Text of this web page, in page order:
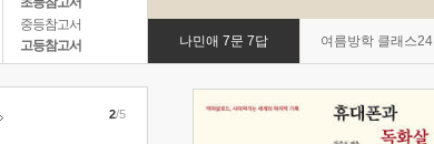
중등참고서
고등참고서
나민애 7문 7답 여름방학 클래스24
2/5